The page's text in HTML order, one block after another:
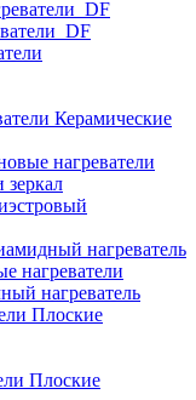
Керамические
нагреватели
зеркал
нагреватель
нагреватели
нагреватель
Плоские
Плоские